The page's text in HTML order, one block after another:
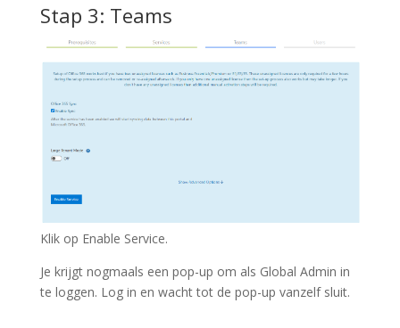
Stap 3: Teams
Klik op Enable Service.
Je krijgt nogmaals een pop-up om als Global Admin in
te loggen. Log in en wacht tot de pop-up vanzelf sluit.